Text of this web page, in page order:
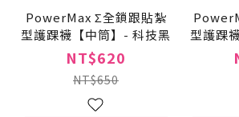
PowerMax Σ全鎖跟貼紮
型護踝襪【中筒】- 科技黑
NT$620
NT$650
PowerMax Σ全
型護踝